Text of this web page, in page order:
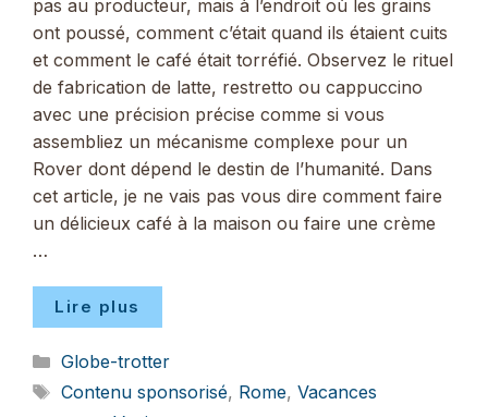
pas au producteur, mais à l’endroit où les grains
ont poussé, comment c’était quand ils étaient cuits
et comment le café était torréfié. Observez le rituel
de fabrication de latte, restretto ou cappuccino
avec une précision précise comme si vous
assembliez un mécanisme complexe pour un
Rover dont dépend le destin de l’humanité. Dans
cet article, je ne vais pas vous dire comment faire
un délicieux café à la maison ou faire une crème
…
Lire plus
Catégories
Globe-trotter
Étiquettes
Contenu sponsorisé, Rome, Vacances